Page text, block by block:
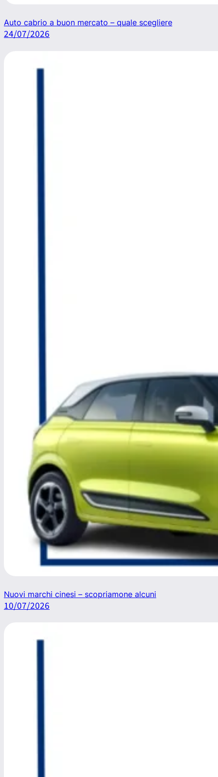
Auto cabrio a buon mercato – quale scegliere
24/07/2026
Nuovi marchi cinesi – scopriamone alcuni
10/07/2026